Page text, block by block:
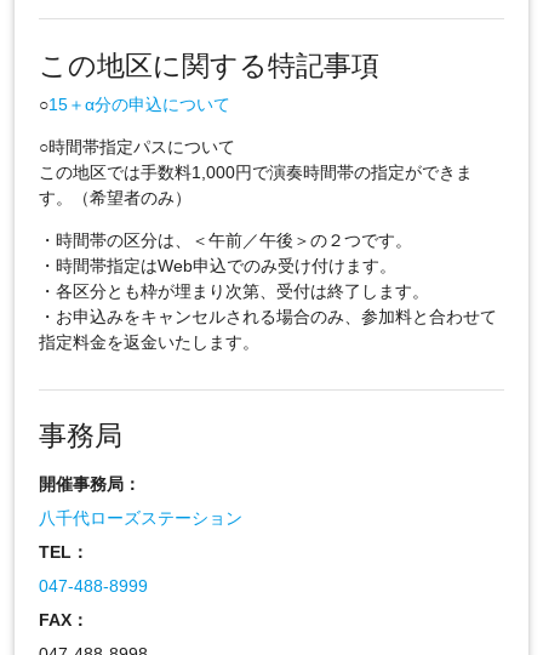
この地区に関する特記事項
○15＋α分の申込について
○時間帯指定パスについて
この地区では手数料1,000円で演奏時間帯の指定ができま
す。（希望者のみ）
・時間帯の区分は、＜午前／午後＞の２つです。
・時間帯指定はWeb申込でのみ受け付けます。
・各区分とも枠が埋まり次第、受付は終了します。
・お申込みをキャンセルされる場合のみ、参加料と合わせて
指定料金を返金いたします。
事務局
開催事務局：
八千代ローズステーション
TEL：
047-488-8999
FAX：